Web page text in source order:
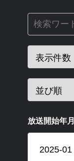
放送開始年月